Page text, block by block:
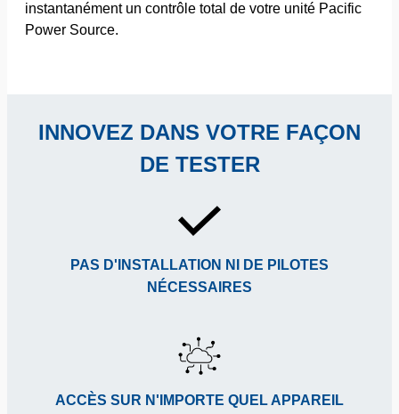
instantanément un contrôle total de votre unité Pacific
Power Source.
INNOVEZ DANS VOTRE FAÇON
DE TESTER
PAS D'INSTALLATION NI DE PILOTES
NÉCESSAIRES
ACCÈS SUR N'IMPORTE QUEL APPAREIL